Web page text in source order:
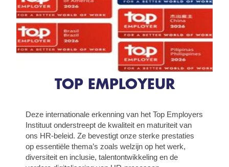
TOP EMPLOYEUR
Deze internationale erkenning van het Top Employers
Instituut onderstreept de kwaliteit en maturiteit van
ons HR‑beleid. Ze bevestigt onze sterke prestaties
op essentiële thema’s zoals welzijn op het werk,
diversiteit en inclusie, talentontwikkeling en de